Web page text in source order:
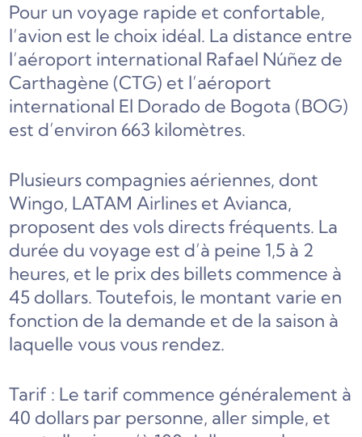
Pour un voyage rapide et confortable,
l’avion est le choix idéal. La distance entre
l’aéroport international Rafael Núñez de
Carthagène (CTG) et l’aéroport
international El Dorado de Bogota (BOG)
est d’environ 663 kilomètres.
Plusieurs compagnies aériennes, dont
Wingo, LATAM Airlines et Avianca,
proposent des vols directs fréquents. La
durée du voyage est d’à peine 1,5 à 2
heures, et le prix des billets commence à
45 dollars. Toutefois, le montant varie en
fonction de la demande et de la saison à
laquelle vous vous rendez.
Tarif : Le tarif commence généralement à
40 dollars par personne, aller simple, et